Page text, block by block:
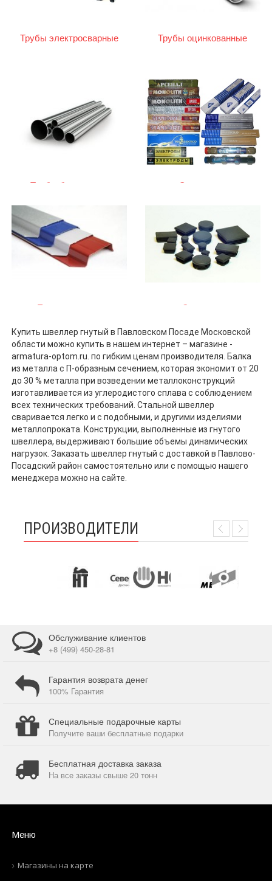
Трубы электросварные Трубы оцинкованные
Трубы бесшовные Электроды
Евроштакетник Заглушки
Купить швеллер гнутый в Павловском Посаде Московской
области можно купить в нашем интернет – магазине -
armatura-optom.ru. по гибким ценам производителя. Балка
из металла с П-образным сечением, которая экономит от 20
до 30 % металла при возведении металлоконструкций
изготавливается из углеродистого сплава с соблюдением
всех технических требований. Стальной швеллер
сваривается легко и с подобными, и другими изделиями
металлопроката. Конструкции, выполненные из гнутого
швеллера, выдерживают большие объемы динамических
нагрузок. Заказать швеллер гнутый с доставкой в Павлово-
Посадский район самостоятельно или с помощью нашего
менеджера можно на сайте.
ПРОИЗВОДИТЕЛИ
Обслуживание клиентов
+8 (499) 450-28-81
Гарантия возврата денег
100% Гарантия
Специальные подарочные карты
Получите ваши бесплатные подарки
Бесплатная доставка заказа
На все заказы свыше 20 тонн
Меню
Магазины на карте